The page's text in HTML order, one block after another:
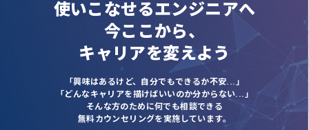
使いこなせるエンジニアへ
今ここから、
キャリアを変えよう
「興味はあるけど、自分でもできるか不安...」
「どんなキャリアを描けばいいのか分からない...」
そんな方のために何でも相談できる
無料カウンセリングを実施しています。